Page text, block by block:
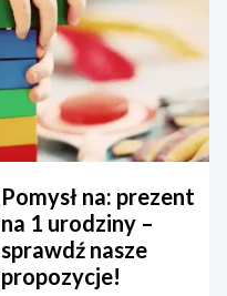
Pomysł na: prezent
na 1 urodziny –
sprawdź nasze
propozycje!